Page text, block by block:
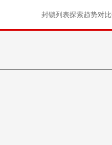
封锁列表探索趋势对比